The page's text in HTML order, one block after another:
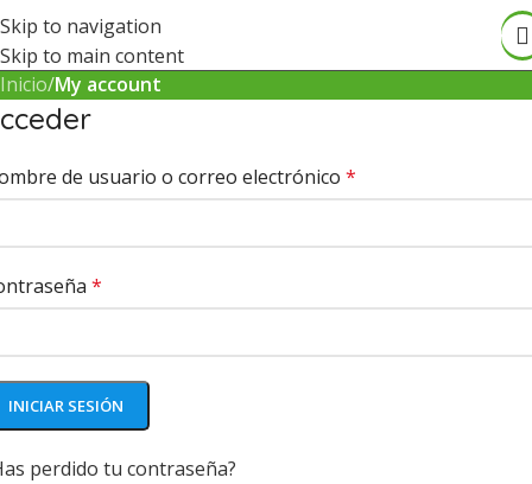
Skip to navigation
Skip to main content
My account
Inicio/My account
de usuario o correo electrónico *
*
INICIAR SESIÓN
perdido tu contraseña?